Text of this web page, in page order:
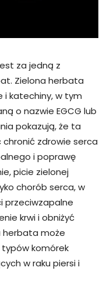
za jedną z
Zielona herbata
katechiny, w tym
o nazwie EGCG lub
pokazują, że ta
zdrowie serca
i poprawę
picie zielonej
chorób serca, w
przeciwzapalne
krwi i obniżyć
herbata może
komórek
w raku piersi i